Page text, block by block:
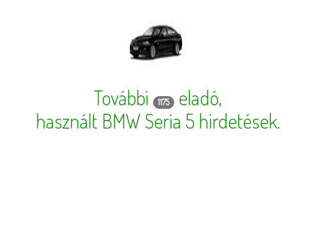
További 1175
eladó,
használt BMW Seria 5 hirdetések.